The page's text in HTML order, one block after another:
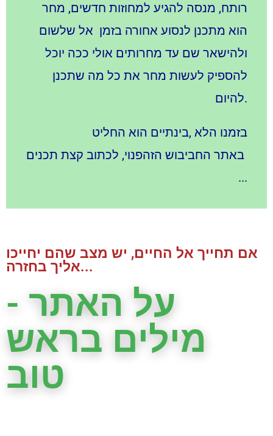
רותח, מנסה להגיע למחוזות חדשים, מחר
הוא מתכנן לנסוע אחורה בזמן אל שלשום
ולהישאר שם עד מחרותים אולי ככה יוכל
להספיק לעשות מחר את כל מה שתכנן
להיום.
בינתיים הוא החליט, בזמנו הלא
פנוי, לכתוב קצת תכנים
באתר החביבוש הזה
...
אם תחייך אל החיים, יש מצב שהם יחייכו
אליך בחזרה...
על האתר -
מילים בראש
טוב